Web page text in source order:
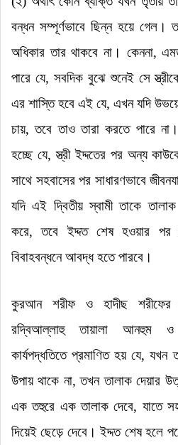
বন্ধন সম্পূর্ণভাবে ছিন্ন হয়ে
অধিকার তার থাকবে না। কেননা,
পারে যে, সবদিক বুঝে শুনেই সে
এর শাস্তি হবে এই যে, এখন যদি
চায়, তবে তাও তারা করতে পারে না।
হচ্ছে যে, স্ত্রী ইদ্দতের পর অন্য
সাথে সহবাসের পর সাধারণভাবে
যদি এই দ্বিতীয় স্বামী তাকে
করে,
তবে ইদ্দত শেষ হওয়ার পর
বিবাহবন্ধনে আবদ্ধ হতে পারবে।
কুরআন শরীফ ও হাদীছ শরীফের
রদ্বিআল্লাহু তায়ালা আনহুম ও
কার্যপদ্ধতিতে প্রমাণিত হয় যে, যখন
উপায় থাকে না, তখন তালাক দেয়ার
এক তহুরে এক তালাক দেবে, যাতে
দিয়েই ছেড়ে দেবে। ইদ্দত শেষ হলে